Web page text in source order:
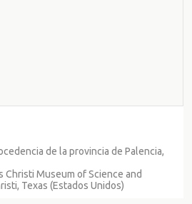
de la provincia de Palencia,
Christi Museum of Science and
Texas (Estados Unidos)